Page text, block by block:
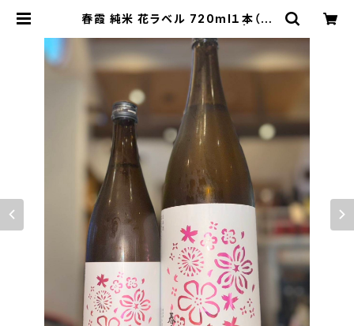
春霞 純米 花ラベル 720ml１本（栗
SE公式】福原酒店｜創業1928年・広
島の日本酒・限定酒を全国通販